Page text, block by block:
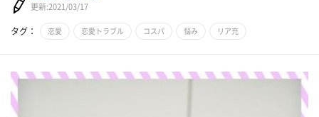
更新:2021/03/17
タグ： 恋愛 恋愛トラブル コスパ 悩み リア充